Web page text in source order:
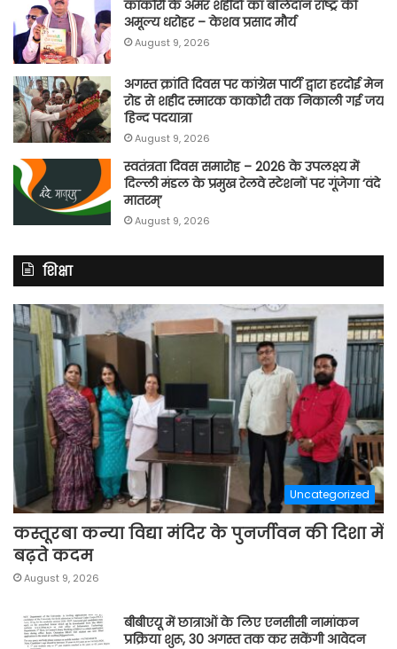
काकोरी के अमर शहीदों का बलिदान राष्ट्र की
अमूल्य धरोहर – केशव प्रसाद मौर्य
August 9, 2026
अगस्त क्रांति दिवस पर कांग्रेस पार्टी द्वारा हरदोई मेन
रोड से शहीद स्मारक काकोरी तक निकाली गई जय
हिन्द पदयात्रा
August 9, 2026
स्वतंत्रता दिवस समारोह – 2026 के उपलक्ष्य में
दिल्ली मंडल के प्रमुख रेलवे स्टेशनों पर गूंजेगा ‘वंदे
मातरम्’
August 9, 2026
शिक्षा
Uncategorized
कस्तूरबा कन्या विद्या मंदिर के पुनर्जीवन की दिशा में
बढ़ते कदम
August 9, 2026
बीबीएयू में छात्राओं के लिए एनसीसी नामांकन
प्रक्रिया शुरू, 30 अगस्त तक कर सकेंगी आवेदन